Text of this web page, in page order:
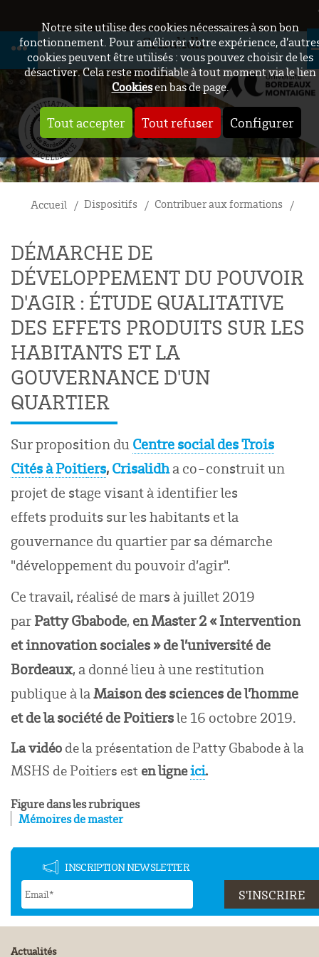
Notre site utilise des cookies nécessaires à son bon
fonctionnement. Pour améliorer votre expérience,
cookies peuvent être utilisés : vous pouvez choisir de les
désactiver. Cela reste modifiable à tout moment via le lien
Cookiesen bas de page.
Tout accepter Tout refuser Configurer
Crisalidh
Accueil Dispositifs Contribuer aux formations
DÉMARCHE DE
DÉVELOPPEMENT DU POUVOIR
D'AGIR : ÉTUDE QUALITATIVE
DES EFFETS PRODUITS SUR LES
HABITANTS ET LA
GOUVERNANCE D'UN
QUARTIER
Sur proposition du Centre social des Trois
Citésà Poitiers,Crisalidha co-construit un
projet de stage visant à identifierles
effetsproduitssur les habitants et la
gouvernance du quartierparsa démarche
"développement du pouvoir d’agir".
Ce travail, réalisé de mars à juillet 2019
parPatty Gbabode, en Master 2 « Intervention
et innovation sociales » de l’université de
Bordeaux, a donné lieu à une restitution
publique à laMaison des sciences de l’homme
et de la société de Poitiersle 16 octobre 2019.
La vidéo de la présentation de Patty Gbabode à la
MSHS de Poitiers est en ligneici.
Figure dans les rubriques
Mémoires de master
INSCRIPTION NEWSLETTER
Actualités